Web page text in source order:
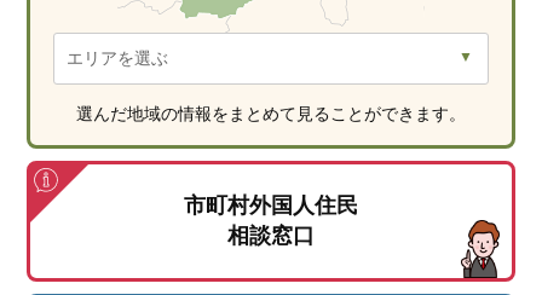
選んだ地域の情報をまとめて見ることができます。
市町村外国人住民
相談窓口